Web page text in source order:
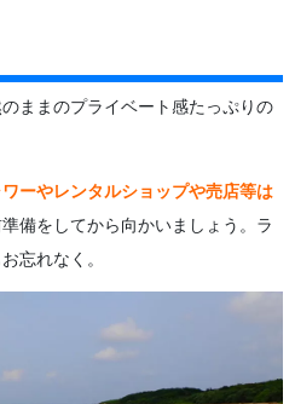
ままのプライベート感たっぷりの
ワーやレンタルショップや売店等は
備をしてから向かいましょう。ラ
忘れなく。